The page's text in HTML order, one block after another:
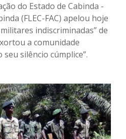
do Estado de Cabinda -
(FLEC-FAC) apelou hoje
indiscriminadas” de
a comunidade
silêncio cúmplice”.